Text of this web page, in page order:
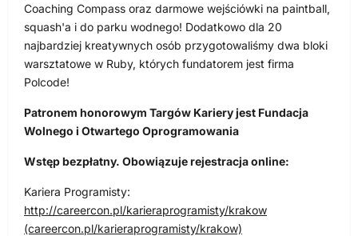
Coaching Compass oraz darmowe wejściówki na paintball,
squash'a i do parku wodnego! Dodatkowo dla 20
najbardziej kreatywnych osób przygotowaliśmy dwa bloki
warsztatowe w Ruby, których fundatorem jest firma
Polcode!
Patronem honorowym Targów Kariery jest Fundacja
Wolnego i Otwartego Oprogramowania
Wstęp bezpłatny. Obowiązuje rejestracja online:
Kariera Programisty:
http://careercon.pl/karieraprogramisty/krakow
(careercon.pl/karieraprogramisty/krakow)